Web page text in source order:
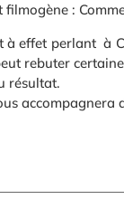
:
à effet perlant à
rebuter
résultat.